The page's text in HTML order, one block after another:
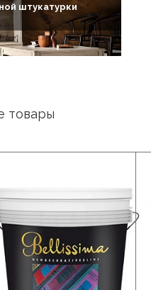
штукатурки
товары